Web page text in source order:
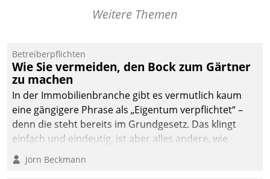
profitieren: Die nahtlose
Datatrain ermöglicht
automatisiert ausgelöste,
zielgerichtete
Mieterbefragungen – eine
starke Grundlage für
intelligente,
Entscheidungen.
Weitere Themen
Betreiberpflichten
Wie Sie vermeiden, den Bock zum Gärtner
zu machen
In der Immobilienbranche gibt es vermutlich kaum
eine gängigere Phrase als „Eigentum verpflichtet“ –
denn die steht bereits im Grundgesetz. Das klingt
einfach und eindeutig, ist aber alles andere, wie
Branchenbeschäftigte wissen. Denn mit der
Verantwortung folgen Verpflichtungen.
Jörn Beckmann